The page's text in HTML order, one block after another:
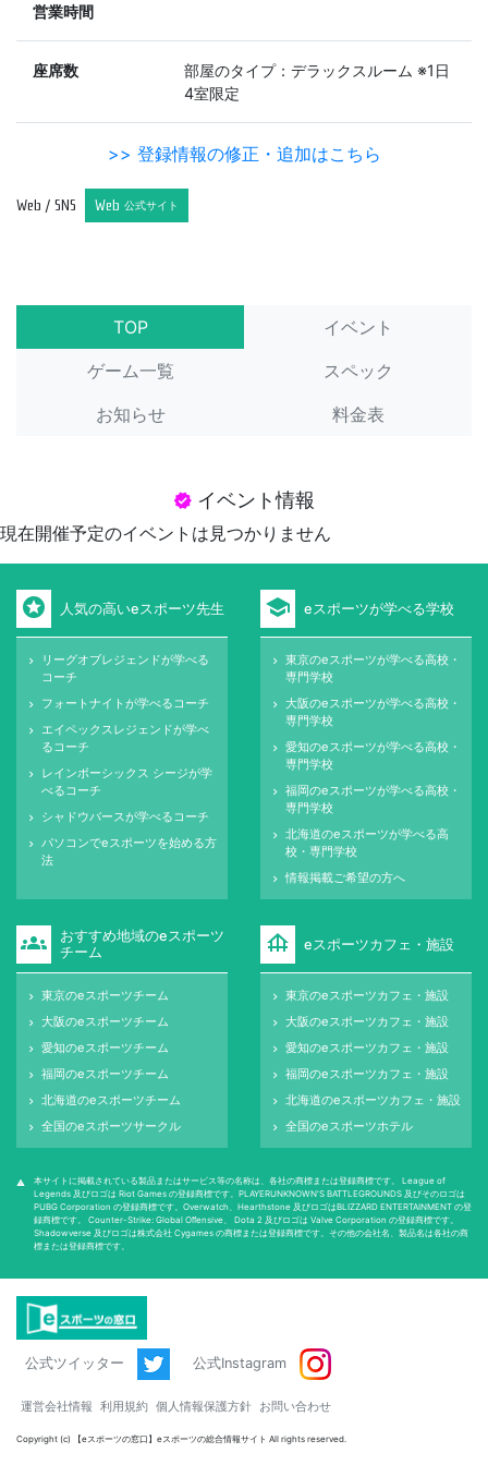
営業時間
座席数
部屋のタイプ：デラックスルーム ※1日
4室限定
>> 登録情報の修正・追加はこちら
Web / SNS Web 公式サイト
TOP
イベント
ゲーム一覧
スペック
お知らせ
料金表
verified イベント情報
現在開催予定のイベントは見つかりません
stars 人気の高いeスポーツ先生
keyboard_arrow_right
リーグオブレジェンドが学べる
コーチ
keyboard_arrow_right フォートナイトが学べるコーチ
keyboard_arrow_right
エイペックスレジェンドが学べ
るコーチ
keyboard_arrow_right
レインボーシックス シージが学
べるコーチ
keyboard_arrow_right シャドウバースが学べるコーチ
keyboard_arrow_right
パソコンでeスポーツを始める方
法
school eスポーツが学べる学校
keyboard_arrow_right
東京のeスポーツが学べる高校・
専門学校
keyboard_arrow_right
大阪のeスポーツが学べる高校・
専門学校
keyboard_arrow_right
愛知のeスポーツが学べる高校・
専門学校
keyboard_arrow_right
福岡のeスポーツが学べる高校・
専門学校
keyboard_arrow_right
北海道のeスポーツが学べる高
校・専門学校
keyboard_arrow_right 情報掲載ご希望の方へ
groups
おすすめ地域のeスポーツ
チーム
keyboard_arrow_right 東京のeスポーツチーム
keyboard_arrow_right 大阪のeスポーツチーム
keyboard_arrow_right 愛知のeスポーツチーム
keyboard_arrow_right 福岡のeスポーツチーム
keyboard_arrow_right 北海道のeスポーツチーム
keyboard_arrow_right 全国のeスポーツサークル
foundation eスポーツカフェ・施設
keyboard_arrow_right 東京のeスポーツカフェ・施設
keyboard_arrow_right 大阪のeスポーツカフェ・施設
keyboard_arrow_right 愛知のeスポーツカフェ・施設
keyboard_arrow_right 福岡のeスポーツカフェ・施設
keyboard_arrow_right 北海道のeスポーツカフェ・施設
keyboard_arrow_right 全国のeスポーツホテル
warning
本サイトに掲載されている製品またはサービス等の名称は、各社の商標または登録商標です。 League of
Legends 及びロゴは Riot Games の登録商標です。PLAYERUNKNOWN'S BATTLEGROUNDS 及びそのロゴは
PUBG Corporation の登録商標です。Overwatch、Hearthstone 及びロゴはBLIZZARD ENTERTAINMENT の登
録商標です。 Counter-Strike: Global Oﬀensive、 Dota 2 及びロゴは Valve Corporation の登録商標です。
Shadowverse 及びロゴは株式会社 Cygames の商標または登録商標です。その他の会社名、製品名は各社の商
標または登録商標です。
公式ツイッター 公式Instagram
運営会社情報 利用規約 個人情報保護方針 お問い合わせ
Copyright (c) 【eスポーツの窓口】eスポーツの総合情報サイト All rights reserved.